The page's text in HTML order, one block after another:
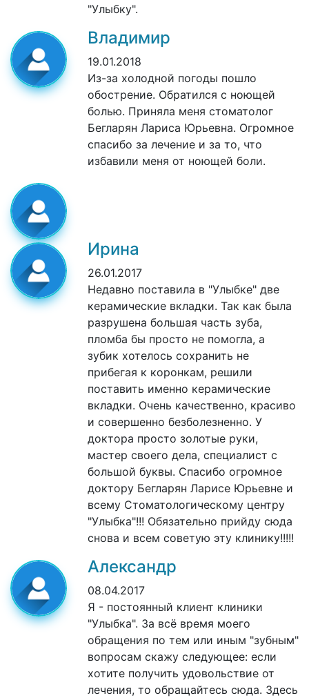
"Улыбку".
Владимир
19.01.2018
Из-за холодной погоды пошло
обострение. Обратился с ноющей
болью. Приняла меня стоматолог
Бегларян Лариса Юрьевна. Огромное
спасибо за лечение и за то, что
избавили меня от ноющей боли.
Ирина
26.01.2017
Недавно поставила в "Улыбке" две
керамические вкладки. Так как была
разрушена большая часть зуба,
пломба бы просто не помогла, а
зубик хотелось сохранить не
прибегая к коронкам, решили
поставить именно керамические
вкладки. Очень качественно, красиво
и совершенно безболезненно. У
доктора просто золотые руки,
мастер своего дела, специалист с
большой буквы. Спасибо огромное
доктору Бегларян Ларисе Юрьевне и
всему Стоматологическому центру
"Улыбка"!!! Обязательно прийду сюда
снова и всем советую эту клинику!!!!!
Александр
08.04.2017
Я - постоянный клиент клиники
"Улыбка". За всё время моего
обращения по тем или иным "зубным"
вопросам скажу следующее: если
хотите получить удовольствие от
лечения, то обращайтесь сюда. Здесь